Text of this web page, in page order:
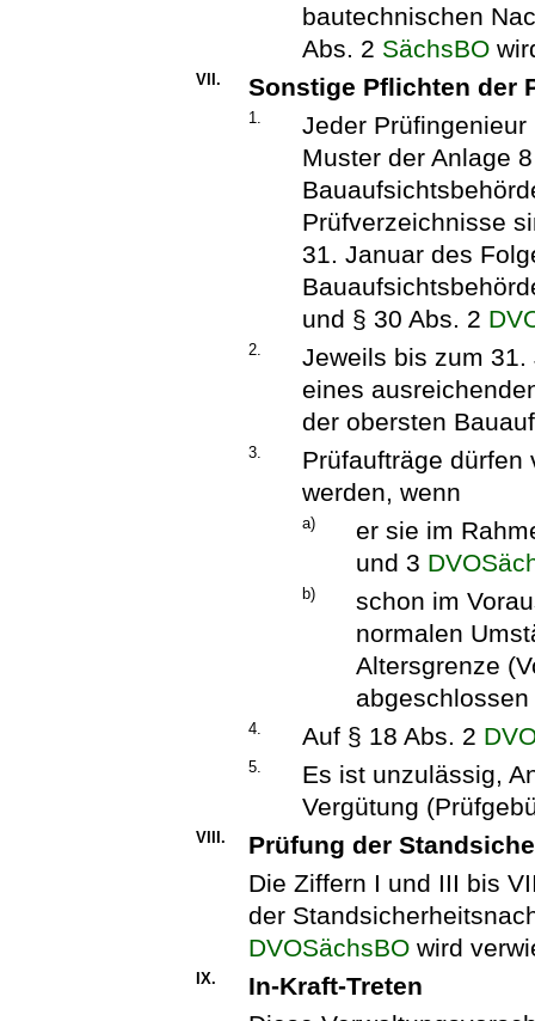
bautechnischen
Abs. 2 SächsBO
VII. Sonstige Pflichten der
1.
Jeder
Muster der Anlage
Prüfverzeichnisse
31. Januar des
und § 30 Abs. 2
2.
Jeweils bis zum
eines
der obersten
3.
Prüfaufträge dürfen
werden, wenn
a)
er sie im
und 3
b)
schon im
normalen
Altersgrenze
4. Auf § 18 Abs. 2
5.
Es ist unzulässig,
Vergütung
VIII.
Prüfung der
Die Ziffern I und III bis
der
DVOSächsBO wird
IX.
In-Kraft-Treten